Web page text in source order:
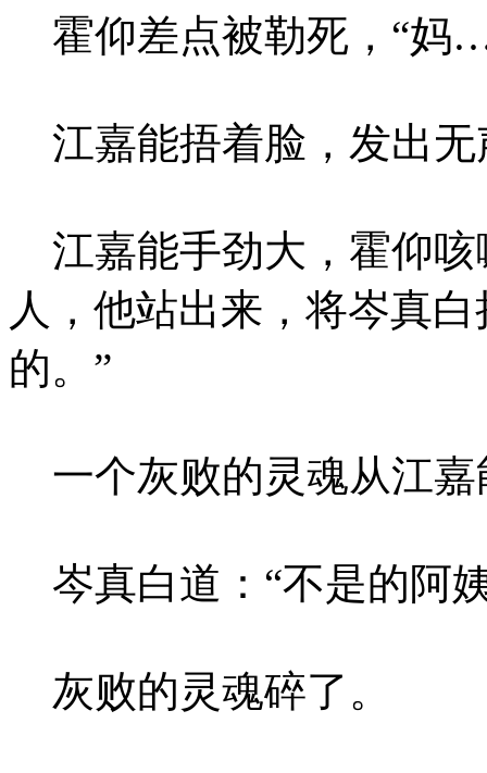
霍仰差点被勒死，“
江嘉能捂着脸，发出无
江嘉能手劲大，霍仰咳
人，他站出来，将岑真
的。”
一个灰败的灵魂从江嘉
岑真白道：“不是的阿
灰败的灵魂碎了。